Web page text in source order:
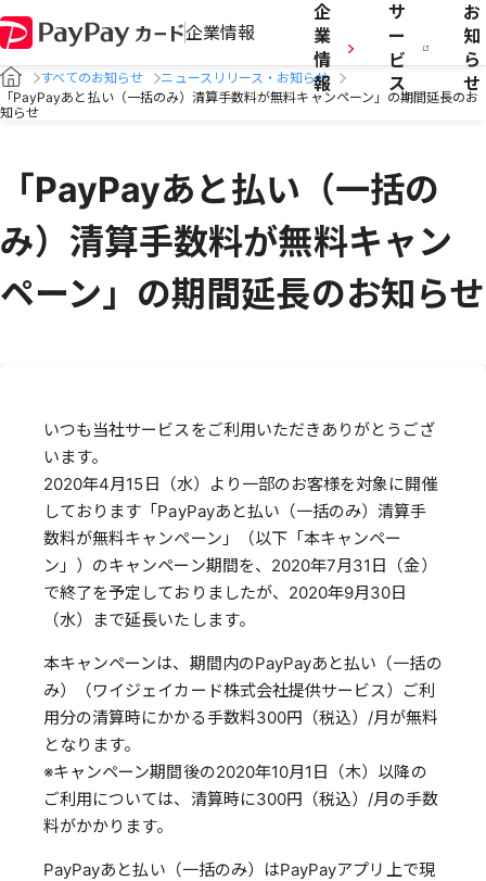
企業情報
企
業
情
報
サ
ー
ビ
ス
お
知
ら
せ
すべてのお知らせ
ニュースリリース・お知らせ
「PayPayあと払い（一括のみ）清算手数料が無料キャンペーン」の期間延長のお
知らせ
「PayPayあと払い（一括の
み）清算手数料が無料キャン
ペーン」の期間延長のお知らせ
いつも当社サービスをご利用いただきありがとうござ
います。
2020年4月15日（水）より一部のお客様を対象に開催
しております「PayPayあと払い（一括のみ）清算手
数料が無料キャンペーン」（以下「本キャンペー
ン」）のキャンペーン期間を、2020年7月31日（金）
で終了を予定しておりましたが、2020年9月30日
（水）まで延長いたします。
本キャンペーンは、期間内のPayPayあと払い（一括の
み）（ワイジェイカード株式会社提供サービス）ご利
用分の清算時にかかる手数料300円（税込）/月が無料
となります。
※キャンペーン期間後の2020年10月1日（木）以降の
ご利用については、清算時に300円（税込）/月の手数
料がかかります。
PayPayあと払い（一括のみ）はPayPayアプリ上で現